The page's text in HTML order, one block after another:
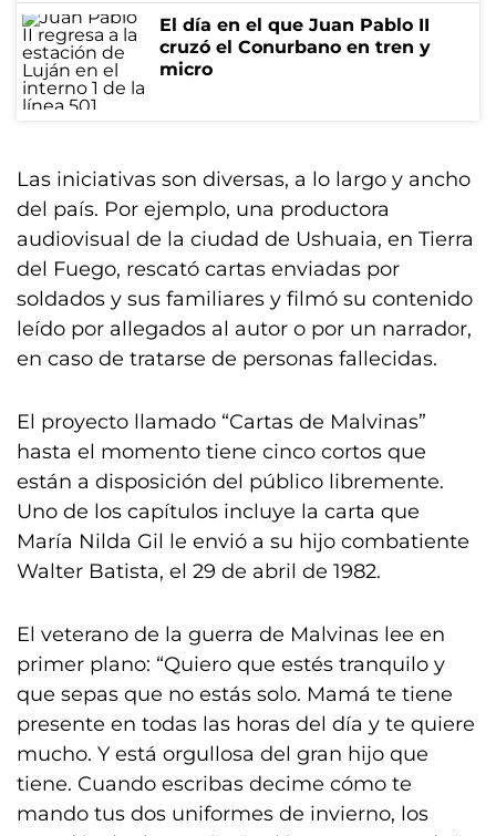
El día en el que Juan Pablo II
cruzó el Conurbano en tren y
micro
Las iniciativas son diversas, a lo largo y ancho
del país. Por ejemplo, una productora
audiovisual de la ciudad de Ushuaia, en Tierra
del Fuego, rescató cartas enviadas por
soldados y sus familiares y filmó su contenido
leído por allegados al autor o por un narrador,
en caso de tratarse de personas fallecidas.
El proyecto llamado “Cartas de Malvinas”
hasta el momento tiene cinco cortos que
están a disposición del público libremente.
Uno de los capítulos incluye la carta que
María Nilda Gil le envió a su hijo combatiente
Walter Batista, el 29 de abril de 1982.
El veterano de la guerra de Malvinas lee en
primer plano: “Quiero que estés tranquilo y
que sepas que no estás solo. Mamá te tiene
presente en todas las horas del día y te quiere
mucho. Y está orgullosa del gran hijo que
tiene. Cuando escribas decime cómo te
mando tus dos uniformes de invierno, los